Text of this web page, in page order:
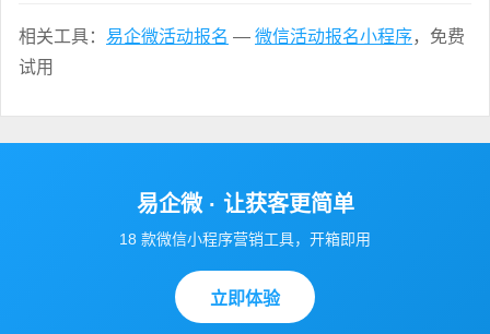
相关工具： 易企微活动报名 — 微信活动报名小程序，免费
试用
易企微 · 让获客更简单
18 款微信小程序营销工具，开箱即用
立即体验